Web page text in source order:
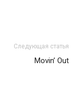
Следующая статья
Movin’ Out